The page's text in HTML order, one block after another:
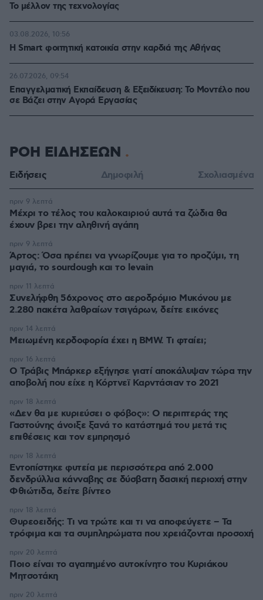
Το μέλλον της τεχνολογίας
Η Smart φοιτητική κατοικία στην καρδιά της Αθήνας
03.08.2026, 10:56
Επαγγελματική Εκπαίδευση & Εξειδίκευση: Το Mοντέλο που
σε Bάζει στην Aγορά Eργασίας
26.07.2026, 09:54
ΡΟΗ ΕΙΔΗΣΕΩΝ
Ειδήσεις Δημοφιλή Σχολιασμένα
Μέχρι το τέλος του καλοκαιριού αυτά τα ζώδια θα
έχουν βρει την αληθινή αγάπη
πριν 9 λεπτά
Άρτος: Όσα πρέπει να γνωρίζουμε για το προζύμι, τη
μαγιά, το sourdough και το levain
πριν 9 λεπτά
Συνελήφθη 56χρονος στο αεροδρόμιο Μυκόνου με
2.280 πακέτα λαθραίων τσιγάρων, δείτε εικόνες
πριν 11 λεπτά
Μειωμένη κερδοφορία έχει η BMW. Τι φταίει;
πριν 14 λεπτά
O Τράβις Μπάρκερ εξήγησε γιατί αποκάλυψαν τώρα την
αποβολή που είχε η Κόρτνεϊ Καρντάσιαν το 2021
πριν 16 λεπτά
«Δεν θα με κυριεύσει ο φόβος»: Ο περιπτεράς της
Γαστούνης άνοιξε ξανά το κατάστημά του μετά τις
επιθέσεις και τον εμπρησμό
πριν 18 λεπτά
Εντοπίστηκε φυτεία με περισσότερα από 2.000
δενδρύλλια κάνναβης σε δύσβατη δασική περιοχή στην
Φθιώτιδα, δείτε βίντεο
πριν 18 λεπτά
Θυρεοειδής: Τι να τρώτε και τι να αποφεύγετε – Τα
τρόφιμα και τα συμπληρώματα που χρειάζονται προσοχή
πριν 18 λεπτά
Ποιο είναι το αγαπημένο αυτοκίνητο του Κυριάκου
Μητσοτάκη
πριν 20 λεπτά
πριν 20 λεπτά